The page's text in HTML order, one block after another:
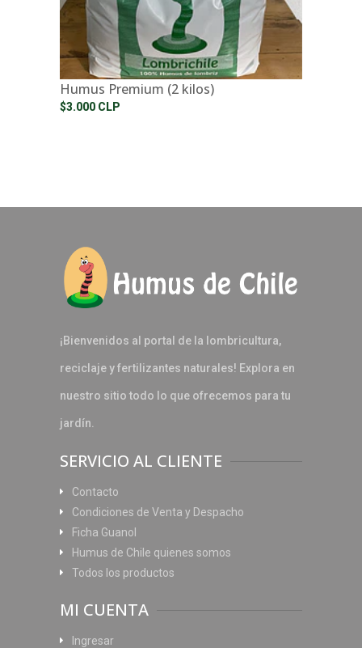
Humus Premium (2 kilos)
$3.000 CLP
¡Bienvenidos al portal de la lombricultura,
reciclaje y fertilizantes naturales! Explora en
nuestro sitio todo lo que ofrecemos para tu
jardín.
SERVICIO AL CLIENTE
Contacto
Condiciones de Venta y Despacho
Ficha Guanol
Humus de Chile quienes somos
Todos los productos
MI CUENTA
Ingresar